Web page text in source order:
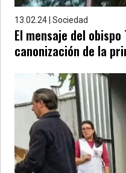
13.02.24 | Sociedad
El mensaje del
canonización de la